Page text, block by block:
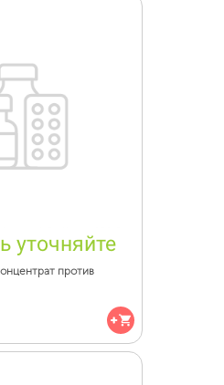
уточняйте
против